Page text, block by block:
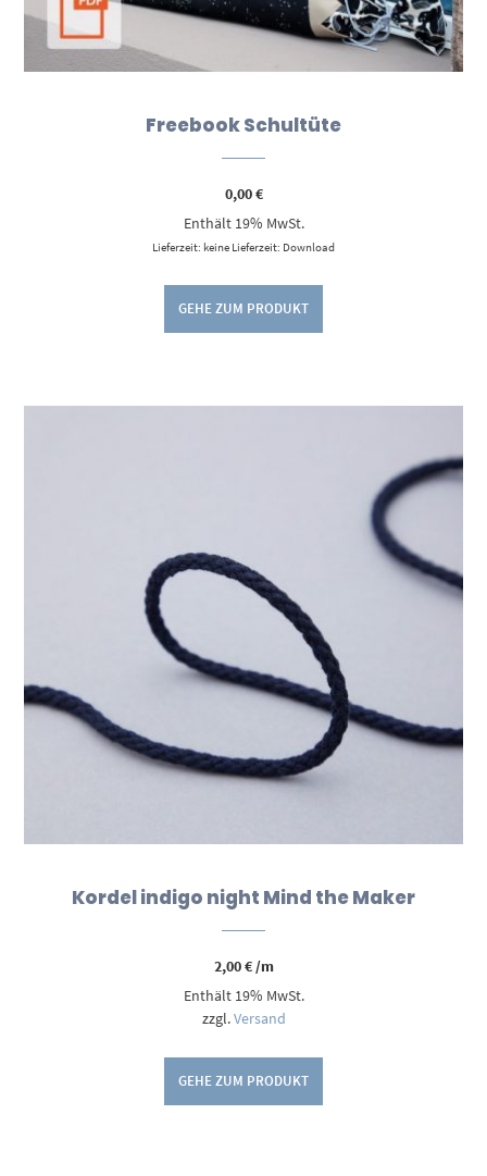
Freebook Schultüte
0,00€
Enthält 19% MwSt.
Lieferzeit: keine Lieferzeit: Download
GEHE ZUM PRODUKT
Kordel indigo night Mind the Maker
2,00€/m
Enthält 19% MwSt.
zzgl.Versand
GEHE ZUM PRODUKT